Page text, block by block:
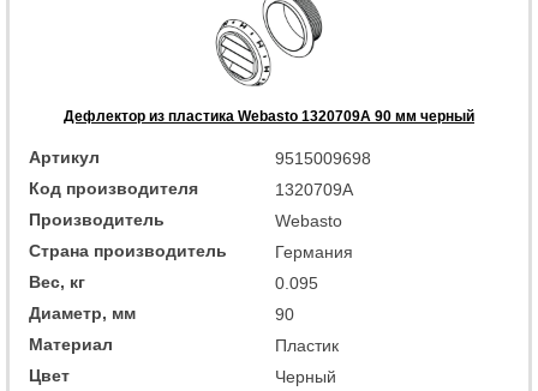
Дефлектор из пластика Webasto 1320709A 90 мм черный
Артикул
9515009698
Код производителя
1320709A
Производитель
Webasto
Страна производитель
Германия
Вес, кг
0.095
Диаметр, мм
90
Материал
Пластик
Цвет
Черный